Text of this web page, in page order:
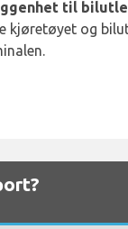
til
kjøretøyet og